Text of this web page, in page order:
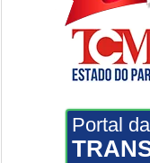
Portal da